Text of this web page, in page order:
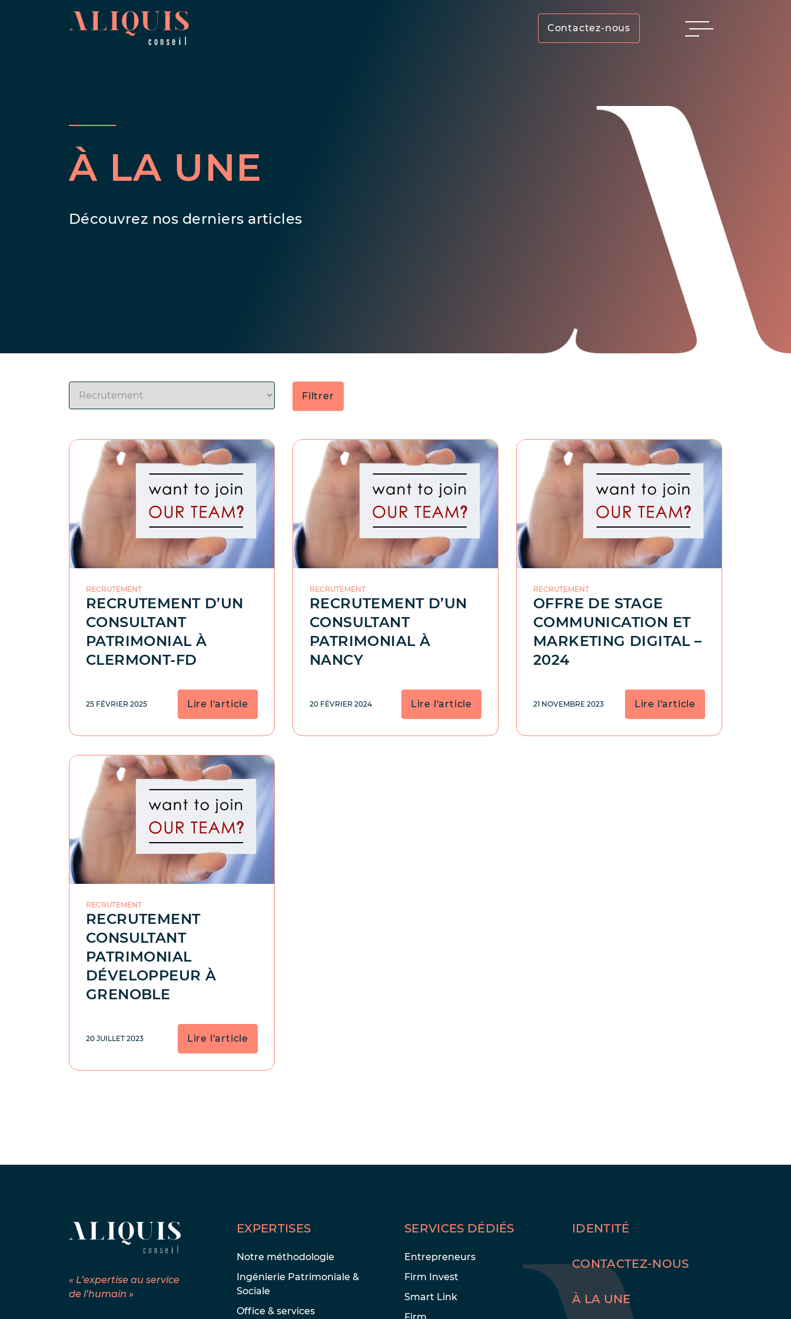
Contactez-nous
À LA UNE
Découvrez nos derniers articles
Filtrer
RECRUTEMENT
RECRUTEMENT D’UN
CONSULTANT
PATRIMONIAL À
CLERMONT-FD
25 FÉVRIER 2025 Lire l'article
RECRUTEMENT
RECRUTEMENT D’UN
CONSULTANT
PATRIMONIAL À
NANCY
20 FÉVRIER 2024 Lire l'article
RECRUTEMENT
OFFRE DE STAGE
COMMUNICATION ET
MARKETING DIGITAL –
2024
21 NOVEMBRE 2023 Lire l'article
RECRUTEMENT
RECRUTEMENT
CONSULTANT
PATRIMONIAL
DÉVELOPPEUR À
GRENOBLE
20 JUILLET 2023 Lire l'article
« L’expertise au service
de l’humain »
EXPERTISES
Notre méthodologie
Ingénierie Patrimoniale &
Sociale
Office & services
SERVICES DÉDIÉS
Entrepreneurs
Firm Invest
Smart Link
IDENTITÉ
CONTACTEZ-NOUS
À LA UNE